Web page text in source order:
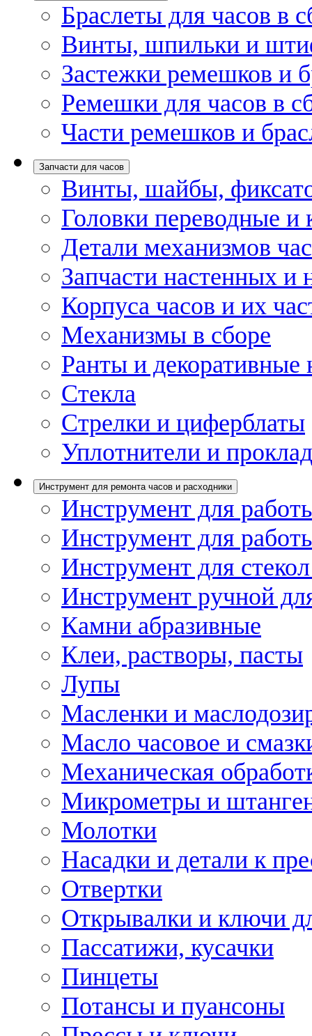
Браслеты для часов в
Винты, шпильки и
Застежки ремешков и
Ремешки для часов в
Части ремешков и
Запчасти для часов
Винты, шайбы,
Головки переводные и
Детали механизмов
Запчасти настенных и
Корпуса часов и их
Механизмы в сборе
Ранты и декоративные
Стекла
Стрелки и циферблаты
Уплотнители и
Инструмент для ремонта часов и расходники
Инструмент для
Инструмент для
Инструмент для
Инструмент ручной
Камни абразивные
Клеи, растворы, пасты
Лупы
Масленки и
Масло часовое и
Механическая
Микрометры и
Молотки
Насадки и детали к
Отвертки
Открывалки и ключи
Пассатижи, кусачки
Пинцеты
Потансы и пуансоны